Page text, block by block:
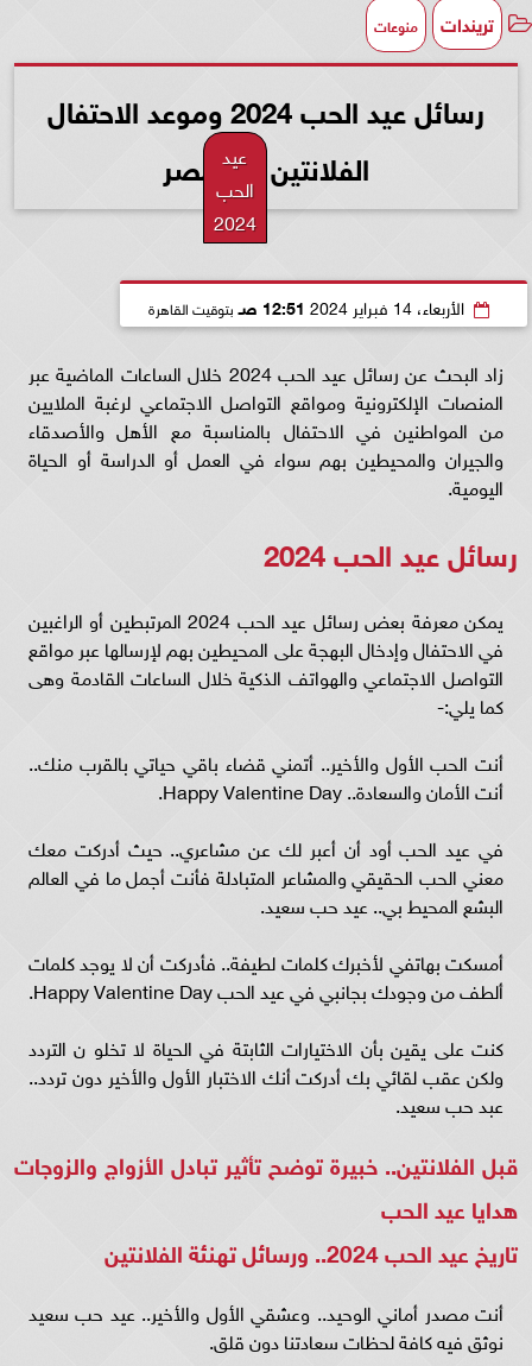
تريندات منوعات
رسائل عيد الحب 2024 وموعد الاحتفال
الفلانتين في مصر
عيد
الحب
2024
الأربعاء، 14 فبراير 2024 12:51 صـ بتوقيت القاهرة
زاد البحث عن رسائل عيد الحب 2024 خلال الساعات الماضية عبر
المنصات الإلكترونية ومواقع التواصل الاجتماعي لرغبة الملايين
من المواطنين في الاحتفال بالمناسبة مع الأهل والأصدقاء
والجيران والمحيطين بهم سواء في العمل أو الدراسة أو الحياة
اليومية.
رسائل عيد الحب 2024
يمكن معرفة بعض رسائل عيد الحب 2024 المرتبطين أو الراغبين
في الاحتفال وإدخال البهجة على المحيطين بهم لإرسالها عبر مواقع
التواصل الاجتماعي والهواتف الذكية خلال الساعات القادمة وهى
كما يلي:-
أنت الحب الأول والأخير.. أتمني قضاء باقي حياتي بالقرب منك..
أنت الأمان والسعادة.. Happy Valentine Day.
في عيد الحب أود أن أعبر لك عن مشاعري.. حيث أدركت معك
معني الحب الحقيقي والمشاعر المتبادلة فأنت أجمل ما في العالم
البشع المحيط بي.. عيد حب سعيد.
أمسكت بهاتفي لأخبرك كلمات لطيفة.. فأدركت أن لا يوجد كلمات
ألطف من وجودك بجانبي في عيد الحب Happy Valentine Day.
كنت على يقين بأن الاختيارات الثابتة في الحياة لا تخلو ن التردد
ولكن عقب لقائي بك أدركت أنك الاختبار الأول والأخير دون تردد..
عبد حب سعيد.
قبل الفلانتين.. خبيرة توضح تأثير تبادل الأزواج والزوجات
هدايا عيد الحب
تاريخ عيد الحب 2024.. ورسائل تهنئة الفلانتين
أنت مصدر أماني الوحيد.. وعشقي الأول والأخير.. عيد حب سعيد
نوثق فيه كافة لحظات سعادتنا دون قلق.